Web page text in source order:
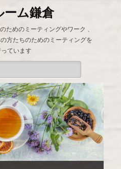
ーム鎌倉
ためのミーティングやワーク 、
方たちのためのミーティングを
ています